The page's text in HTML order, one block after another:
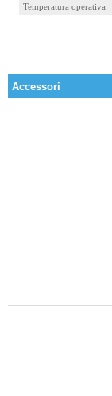
Temperatura operativa
Accessori